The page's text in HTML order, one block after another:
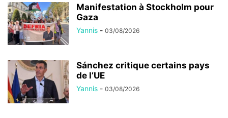
Manifestation à Stockholm pour
Gaza
Yannis - 03/08/2026
Sánchez critique certains pays
de l’UE
Yannis - 03/08/2026